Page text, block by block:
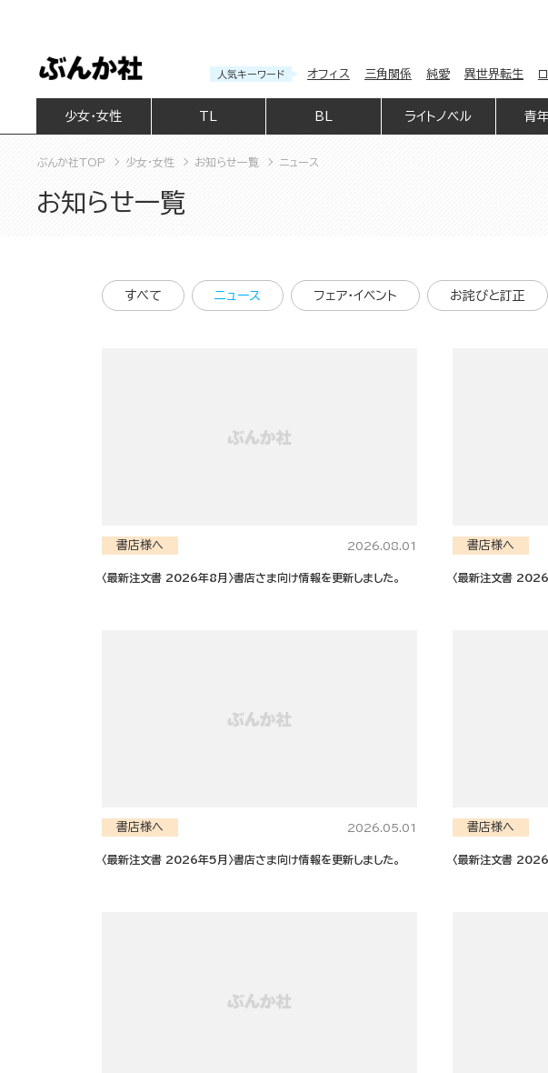
人気キーワード オフィス 三角関係 純愛 異世界転生
少女・女性 BL ライトノベル 青
ぶんか社TOP 少女・女性 お知らせ一覧 ニュース
お知らせ一覧
すべて ニュース フェア・イベント お詫びと訂正
書店様へ 2026.08.01
〈最新注文書 2026年8月〉書店さま向け情報を更新しました。
書店様へ
〈最新注文書 2026
書店様へ 2026.05.01
〈最新注文書 2026年5月〉書店さま向け情報を更新しました。
書店様へ
〈最新注文書 2026